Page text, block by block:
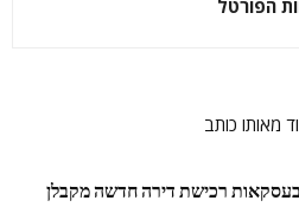
הפורטל
מאותו כותב
בעסקאות רכישת דירה חדשה מקבלן